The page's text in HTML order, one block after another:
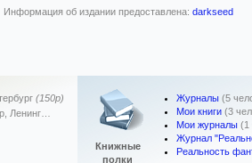
Информация об издании предоставлена: darkseed
(150р)
Ленинг…
Книжные
полки
Журналы (5
Мои книги (3
Мои журналы (1
Журнал
Реальность